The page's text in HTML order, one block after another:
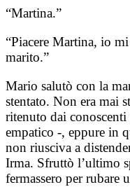
“Martina.”
“Piacere Martina, io
marito.”
Mario salutò con la
stentato. Non era mai
ritenuto dai
empatico -, eppure in
non riusciva a
Irma. Sfruttò l’ultimo
fermassero per rubare